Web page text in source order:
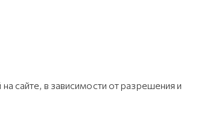
сайте, в зависимости от разрешения и